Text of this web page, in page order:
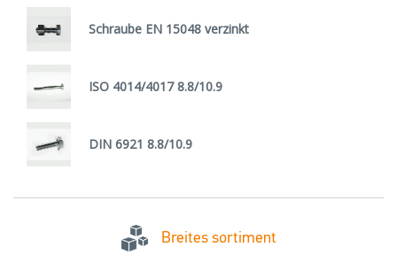
Schraube EN 15048 verzinkt
ISO 4014/4017 8.8/10.9
DIN 6921 8.8/10.9
Breites sortiment